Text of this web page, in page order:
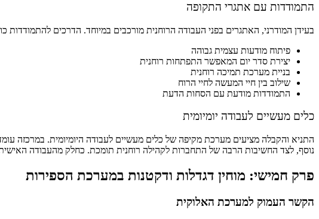
התמודדות עם אתגרי התקופה
בעידן המודרני, האתגרים בפני העבודה הרוחנית מורכבים במיוחד. הדרכים להתמודדות
פיתוח מודעות עצמית גבוהה
יצירת סדר יום המאפשר התפתחות רוחנית
בניית מערכת תמיכה רוחנית
שילוב בין חיי המעשה לחיי הרוח
התמודדות מודעת עם הסחות הדעת
כלים מעשיים לעבודה יומיומית
התניא והקבלה מציעים מערכת מקיפה של כלים מעשיים לעבודה היומיומית. במרכזה
נוסף, לצד החשיבות הרבה של התחברות לקהילה רוחנית תומכת. כחלק מהעבודה
פרק חמישי: מוחין דגדלות ודקטנות במערכת הספירות
הקשר העמוק למערכת האלוקית